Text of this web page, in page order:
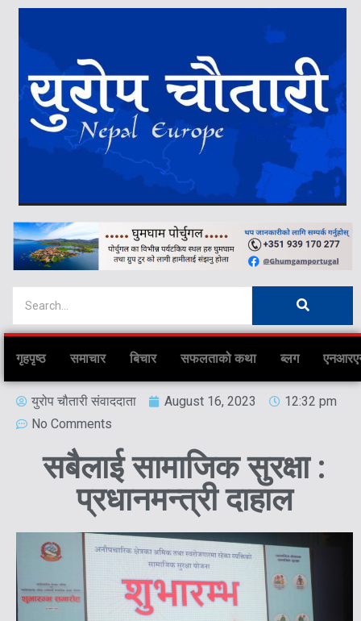
गृहपृष्ठ समाचार बिचार सफलताको कथा ब्लग
युरोप चौतारी संवाददाता August 16, 2023
12:32 pm
No Comments
सबैलाई सामाजिक सुरक्षा :
प्रधानमन्त्री दाहाल